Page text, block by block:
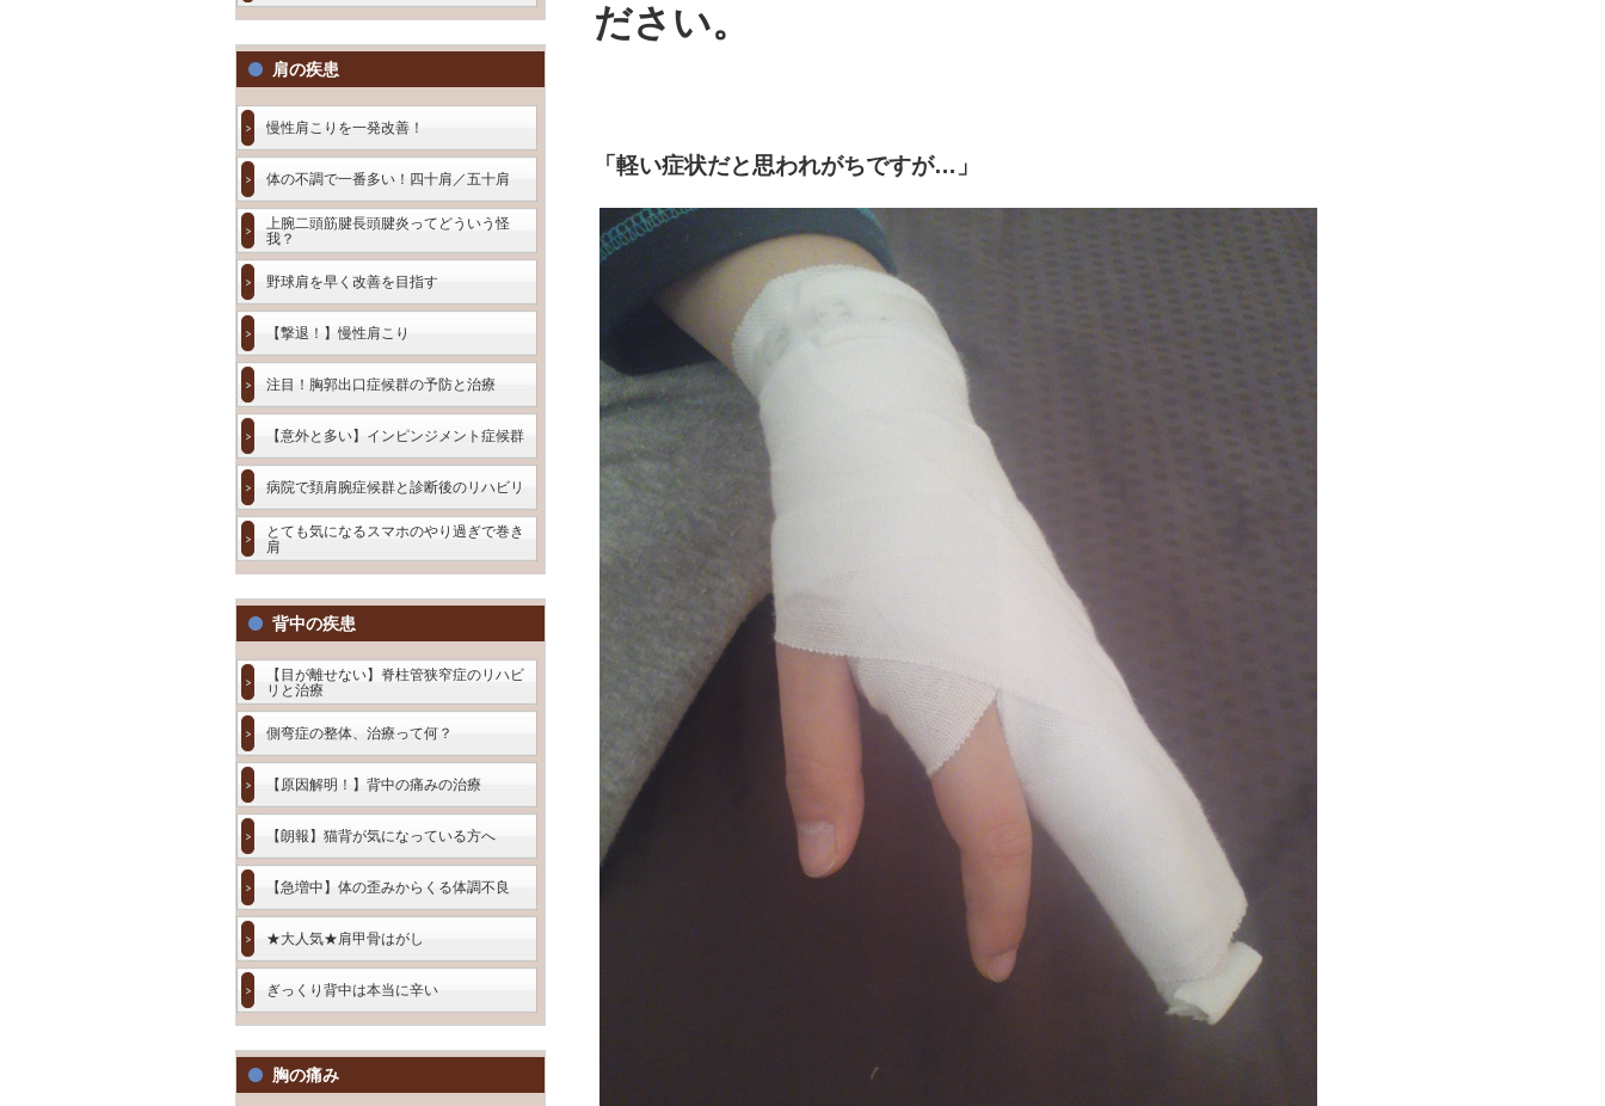
肩の疾患
慢性肩こりを一発改善！
体の不調で一番多い！四十肩／五十肩
上腕二頭筋腱長頭腱炎ってどういう怪
我？
野球肩を早く改善を目指す
【撃退！】慢性肩こり
注目！胸郭出口症候群の予防と治療
【意外と多い】インピンジメント症候群
病院で頚肩腕症候群と診断後のリハビリ
とても気になるスマホのやり過ぎで巻き
肩
背中の疾患
【目が離せない】脊柱管狭窄症のリハビ
リと治療
側弯症の整体、治療って何？
【原因解明！】背中の痛みの治療
【朗報】猫背が気になっている方へ
【急増中】体の歪みからくる体調不良
★大人気★肩甲骨はがし
ぎっくり背中は本当に辛い
胸の痛み
ださい。
「軽い症状だと思われがちですが…」